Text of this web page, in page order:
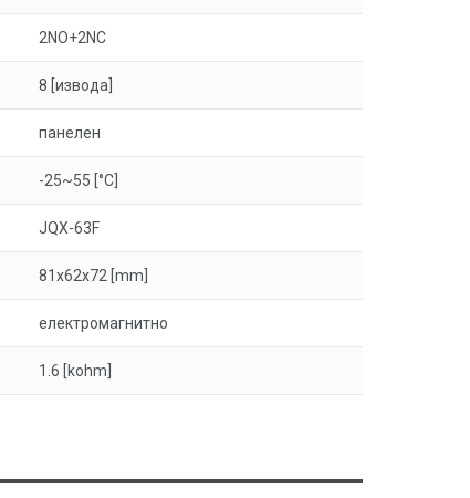
2NO+2NC
8 [извода]
панелен
-25~55 [°C]
JQX-63F
81x62x72 [mm]
електромагнитно
1.6 [kohm]